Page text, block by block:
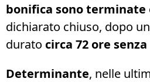
bonifica sono terminate
dichiarato chiuso, dopo
durato circa 72 ore
Determinante, nelle